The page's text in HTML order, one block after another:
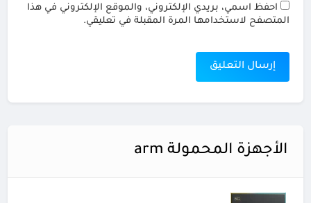
احفظ اسمي، بريدي الإلكتروني، والموقع الإلكتروني في هذا
المتصفح لاستخدامها المرة المقبلة في تعليقي.
الأجهزة المحمولة arm